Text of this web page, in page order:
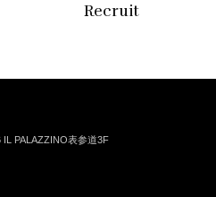
Recruit
PALAZZINO表参道3F